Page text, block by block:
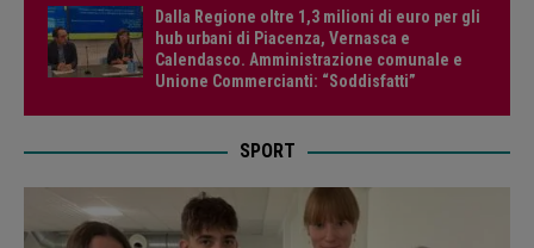
Dalla Regione oltre 1,3 milioni di euro per gli
hub urbani di Piacenza, Vernasca e
Calendasco. Amministrazione comunale e
Unione Commercianti: “Soddisfatti”
SPORT